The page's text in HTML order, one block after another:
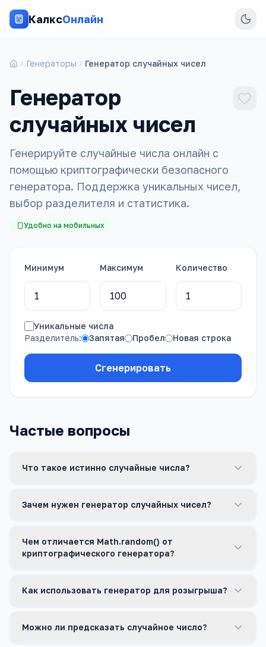
КалксОнлайн
Генераторы Генератор случайных чисел
Генератор
случайных чисел
Генерируйте случайные числа онлайн с
помощью криптографически безопасного
генератора. Поддержка уникальных чисел,
выбор разделителя и статистика.
Удобно на мобильных
Минимум Максимум Количество
Уникальные числа
Разделитель:
Запятая Пробел Новая строка
Сгенерировать
Частые вопросы
Что такое истинно случайные числа?
Зачем нужен генератор случайных чисел?
Чем отличается Math.random() от
криптографического генератора?
Как использовать генератор для розыгрыша?
Можно ли предсказать случайное число?